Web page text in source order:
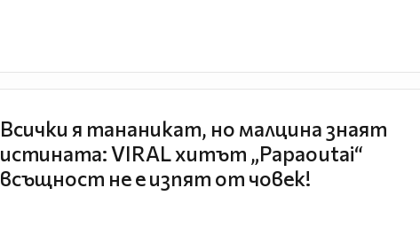
Всички я тананикат, но малцина знаят
истината: VIRAL хитът „Papaoutai“
всъщност не е изпят от човек!